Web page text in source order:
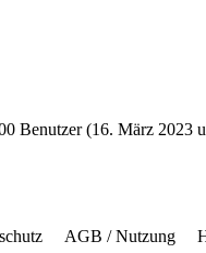
Benutzer (16. März 2023
AGB / Nutzung